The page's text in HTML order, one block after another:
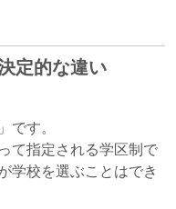
定的な違い
です。
て指定される学区制で
学校を選ぶことはでき